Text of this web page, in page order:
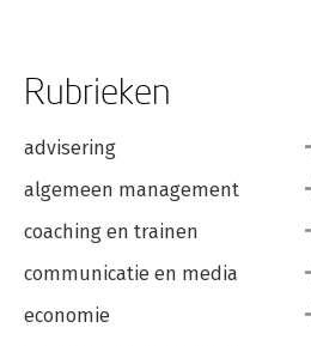
Rubrieken
advisering
algemeen management
coaching en trainen
communicatie en media
economie